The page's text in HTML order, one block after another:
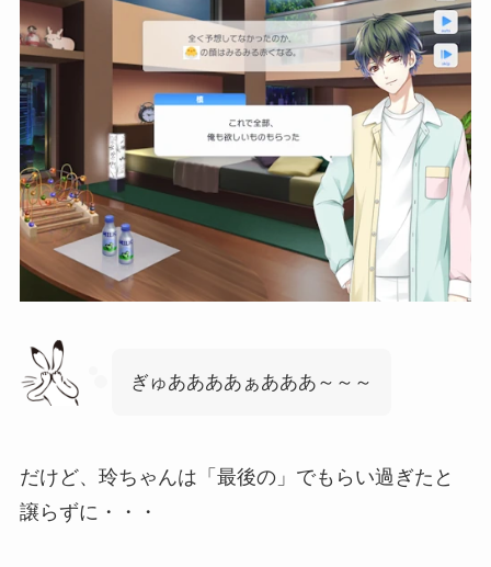
ぎゅああああぁあああ～～～
だけど、玲ちゃんは「最後の」でもらい過ぎたと
譲らずに・・・